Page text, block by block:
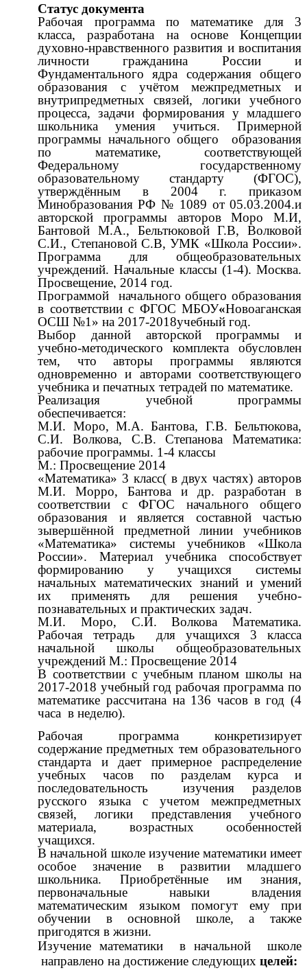
Статус документа
Рабочая программа по математике для 3
класса, разработана на основе Концепции
духовно-нравственного развития и воспитания
личности гражданина России и
Фундаментального ядра содержания общего
образования с учётом межпредметных и
внутрипредметных связей, логики учебного
процесса, задачи формирования у младшего
школьника умения учиться. Примерной
программы начального общего образования
по математике, соответствующей
Федеральному государственному
образовательному стандарту (ФГОС),
утверждённым в 2004 г. приказом
Минобразования РФ № 1089 от 05.03.2004.и
авторской программы авторов Моро М.И,
Бантовой М.А., Бельтюковой Г.В, Волковой
С.И., Степановой С.В, УМК «Школа России».
Программа для общеобразовательных
учреждений. Начальные классы (1-4). Москва.
Просвещение, 2014 год.
Программой начального общего образования
в соответствии с ФГОС МБОУ«Новоаганская
ОСШ №1» на 2017-2018учебный год.
Выбор данной авторской программы и
учебно-методического комплекта обусловлен
тем, что авторы программы являются
одновременно и авторами соответствующего
учебника и печатных тетрадей по математике.
Реализация учебной программы
обеспечивается:
М.И. Моро, М.А. Бантова, Г.В. Бельтюкова,
С.И. Волкова, С.В. Степанова Математика:
рабочие программы. 1-4 классы
М.: Просвещение 2014
«Математика» 3 класс( в двух частях) авторов
М.И. Морро, Бантова и др. разработан в
соответствии с ФГОС начального общего
образования и является составной частью
зывершённой предметной линии учебников
«Математика» системы учебников «Школа
России». Материал учебника способствует
формированию у учащихся системы
начальных математических знаний и умений
их применять для решения учебно-
познавательных и практических задач.
М.И. Моро, С.И. Волкова Математика.
Рабочая тетрадь для учащихся 3 класса
начальной школы общеобразовательных
учреждений М.: Просвещение 2014
В соответствии с учебным планом школы на
2017-2018 учебный год рабочая программа по
математике рассчитана на 136 часов в год (4
часа в неделю).
Рабочая программа конкретизирует
содержание предметных тем образовательного
стандарта и дает примерное распределение
учебных часов по разделам курса и
последовательность изучения разделов
русского языка с учетом межпредметных
связей, логики представления учебного
материала, возрастных особенностей
учащихся.
В начальной школе изучение математики имеет
особое значение в развитии младшего
школьника. Приобретённые им знания,
первоначальные навыки владения
математическим языком помогут ему при
обучении в основной школе, а также
пригодятся в жизни.
Изучение математики в начальной школе
направлено на достижение следующихцелей: